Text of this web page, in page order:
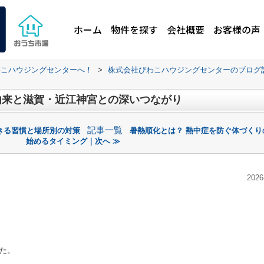
ホーム 物件を探す 会社概要 お客様の声
ハウジングセンターへ！ > 株式会社びわこハウジングセンターのブログ
と滋賀・近江神宮との深いつながり
習慣と場所別の対策 記事一覧
暑熱順化とは？ 熱中症を防ぐ体づく
始めるタイミング｜次へ ≫
。